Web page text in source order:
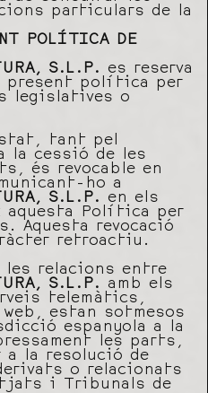
particulars de la
POLÍTICA DE
S.L.P.
es reserva
present política per
legislatives o
tant pel
la cessió de les
és revocable en
ho a
S.L.P.
en els
aquesta Política per
Aquesta revocació
retroactiu.
les relacions entre
S.L.P.
amb els
telemàtics,
estan sotmesos
espanyola a la
les parts,
a la resolució de
o relacionats
i Tribunals de